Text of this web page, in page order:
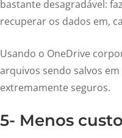
bastante desagradável:
recuperar os dados em,
Usando o OneDrive
arquivos sendo salvos
extremamente seguros.
5- Menos